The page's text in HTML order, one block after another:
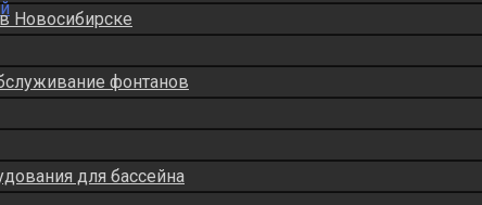
Новосибирске
фонтанов
для бассейна